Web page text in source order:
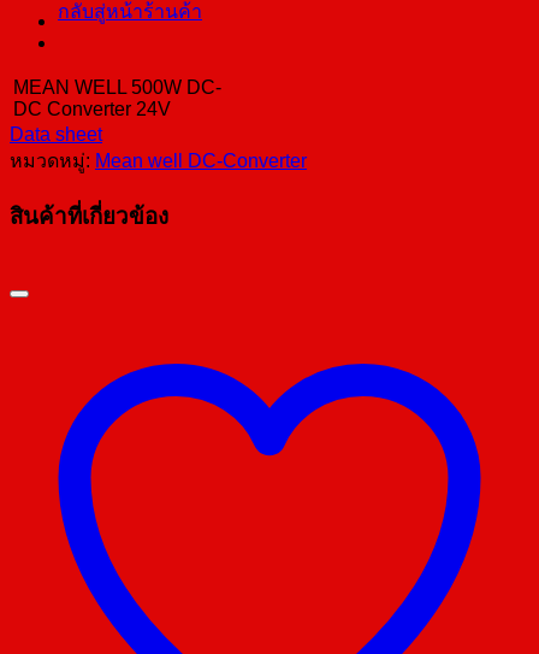
กลับสู่หน้าร้านค้า
MEAN WELL 500W DC-
DC Converter 24V
Data sheet
หมวดหมู่: Mean well DC-Converter
สินค้าที่เกี่ยวข้อง